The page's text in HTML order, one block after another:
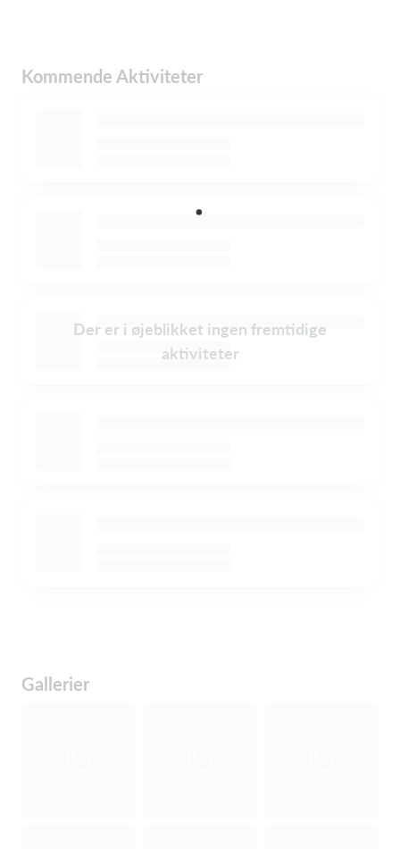
Kommende Aktiviteter
Der er i øjeblikket ingen fremtidige
aktiviteter
Gallerier